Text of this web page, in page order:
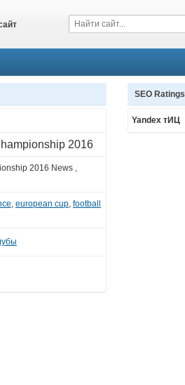
2016
2016 News ,
, european cup, football
SEO Ratings
Yandex тИЦ